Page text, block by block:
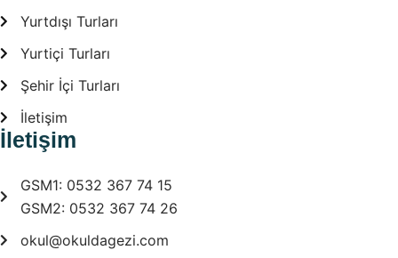
Yurtdışı Turları
Yurtiçi Turları
Şehir İçi Turları
İletişim
İletişim
GSM1: 0532 367 74 15
GSM2: 0532 367 74 26
okul@okuldagezi.com